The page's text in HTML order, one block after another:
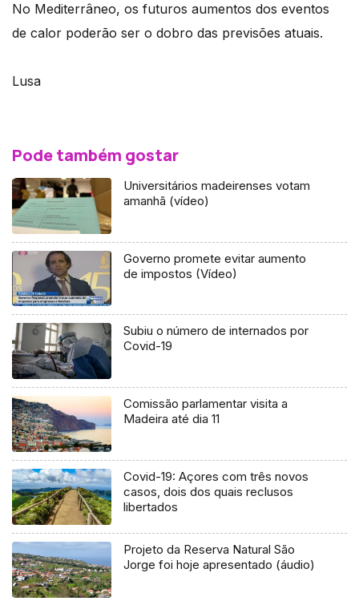
No Mediterrâneo, os futuros aumentos dos eventos
de calor poderão ser o dobro das previsões atuais.
Lusa
Pode também gostar
Universitários madeirenses votam
amanhã (vídeo)
Governo promete evitar aumento
de impostos (Vídeo)
Subiu o número de internados por
Covid-19
Comissão parlamentar visita a
Madeira até dia 11
Covid-19: Açores com três novos
casos, dois dos quais reclusos
libertados
Projeto da Reserva Natural São
Jorge foi hoje apresentado (áudio)